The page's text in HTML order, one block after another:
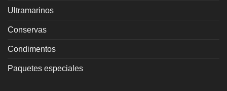
Ultramarinos
Conservas
Condimentos
Paquetes especiales